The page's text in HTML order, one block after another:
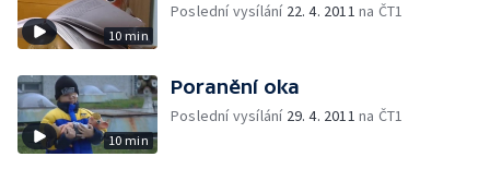
10 min
Poslední vysílání 22. 4. 2011 na ČT1
10 min
Poranění oka
Poslední vysílání 29. 4. 2011 na ČT1